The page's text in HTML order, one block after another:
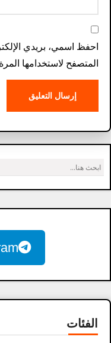
احفظ اسمي، بريدي
المتصفح لاستخدامها
الفئات